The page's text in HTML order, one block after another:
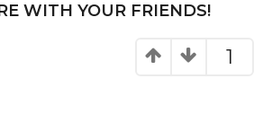
WITH YOUR FRIENDS!
1